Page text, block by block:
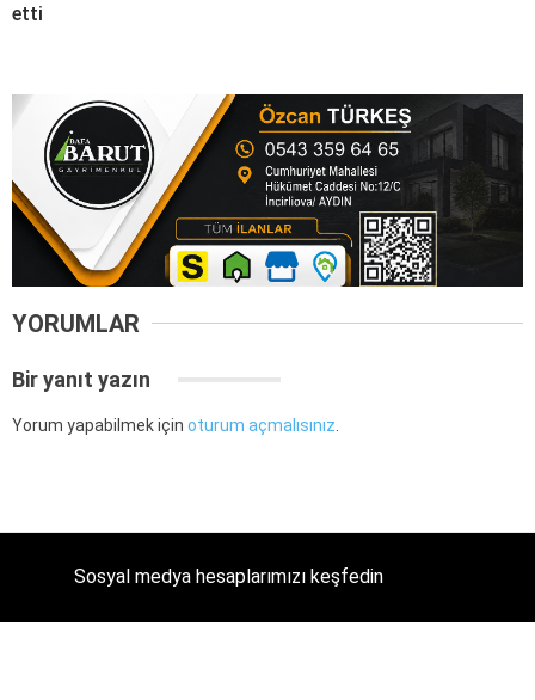
etti
YORUMLAR
Bir yanıt yazın
Yorum yapabilmek için oturum açmalısınız
Sosyal medya hesaplarımızı keşfedin